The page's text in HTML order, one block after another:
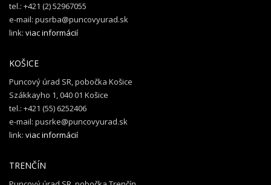
tel.: +421 (2) 52967055
e-mail: pusrba@puncovyurad.sk
link: viac informácií
KOŠICE
Puncový úrad SR, pobočka Košice
Szákkayho 1, 040 01 Košice
tel.: +421 (55) 6252406
e-mail: pusrke@puncovyurad.sk
link: viac informácií
TRENČÍN